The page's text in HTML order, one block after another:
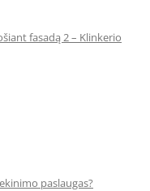
fasadą 2 – Klinkerio
paslaugas?